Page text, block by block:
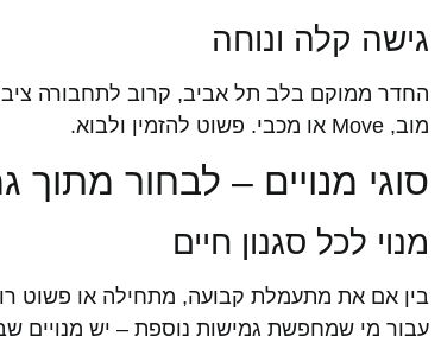
גישה קלה ונוחה
מוב, Move או מכבי. פשוט להזמין ולבוא.
סוגי מנויים – לבחור
מנוי לכל סגנון חיים
עבור מי שמחפשת גמישות נוספת – יש מנויים